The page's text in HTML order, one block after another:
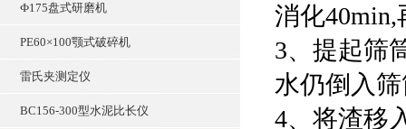
Ф175盘式研磨机
PE60×100颚式破碎机
雷氏夹测定仪
BC156-300型水泥比长仪
消化40min,
3、提起筛
水仍倒入
4、将渣移